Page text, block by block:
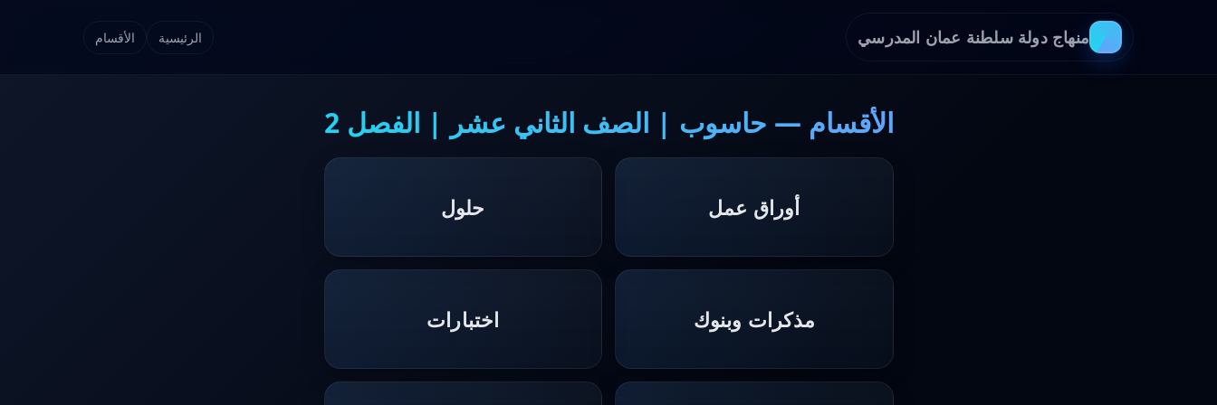
منهاج دولة سلطنة عمان المدرسي الرئيسية الأقسام
الأقسام — حاسوب | الصف الثاني عشر | الفصل 2
أوراق عمل حلول
مذكرات وبنوك اختبارات